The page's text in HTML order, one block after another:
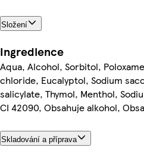
Složení
Ingredience
Aqua, Alcohol, Sorbitol,
chloride, Eucalyptol, Sodium
salicylate, Thymol, Menthol,
CI 42090, Obsahuje alkohol,
Skladování a příprava